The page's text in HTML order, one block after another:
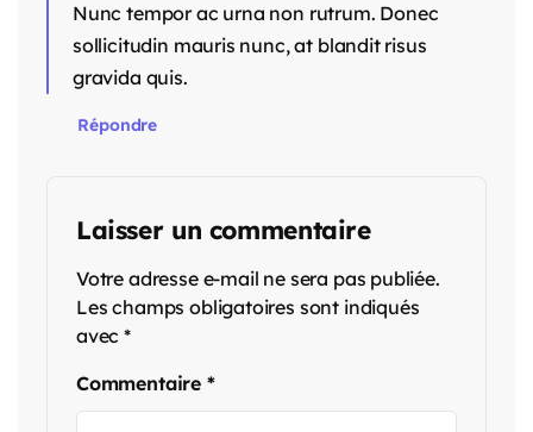
Nunc tempor ac urna non rutrum. Donec
sollicitudin mauris nunc, at blandit risus
gravida quis.
Répondre
Laisser un commentaire
Votre adresse e-mail ne sera pas publiée.
Les champs obligatoires sont indiqués
avec*
Commentaire *